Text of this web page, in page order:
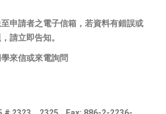
申請者之電子信箱，若資料有錯誤或
請立即告知。
來信或來電詢問